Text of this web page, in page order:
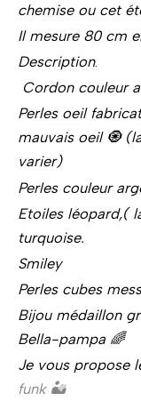
chemise ou cet
Il mesure 80 cm
Description.
Cordon couleur
Perles oeil
mauvais oeil 🧿
varier)
Perles couleur
Etoiles léopard,(
turquoise.
Smiley
Perles cubes
Bijou médaillon
Bella-pampa 🌈
Je vous propose
funk 🏜️